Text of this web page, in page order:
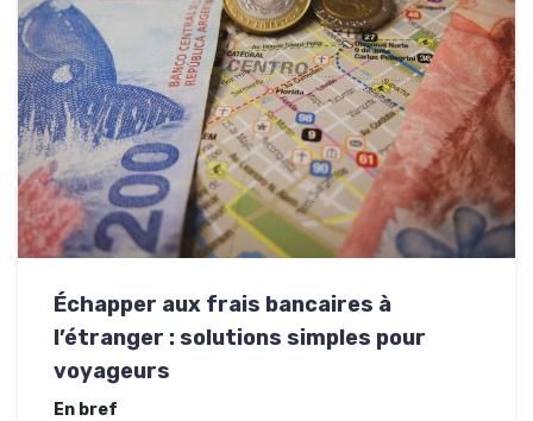
Échapper aux frais bancaires à
l’étranger : solutions simples pour
voyageurs
En bref